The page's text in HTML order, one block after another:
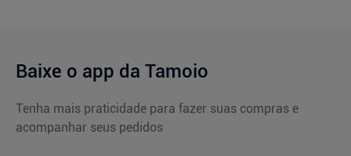
Baixe o app da Tamoio
Tenha mais praticidade para fazer suas compras e
acompanhar seus pedidos